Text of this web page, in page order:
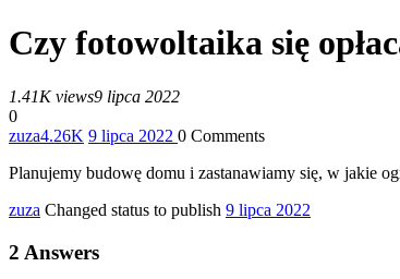
Czy fotowoltaika się
1.41K views9 lipca 2022
0
zuza4.26K 9 lipca 2022 0 Comments
Planujemy budowę domu i zastanawiamy się, w jakie
zuza Changed status to publish 9 lipca 2022
2 Answers